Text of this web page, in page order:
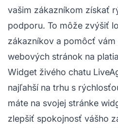
vašim zákazníkom získať
podporu. To môže zvýšiť
zákazníkov a pomôcť
webových stránok na
Widget živého chatu
najľahší na trhu s
máte na svojej stránke
zlepšiť spokojnosť vášho